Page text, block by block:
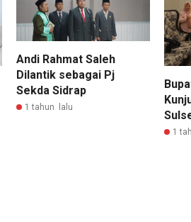
Andi Rahmat Saleh
Dilantik sebagai Pj
Sekda Sidrap
1 tahun lalu
1